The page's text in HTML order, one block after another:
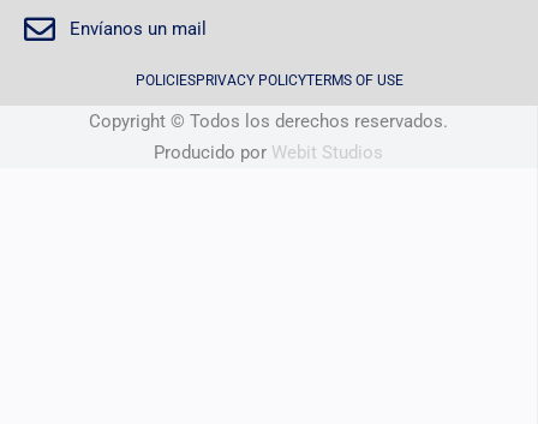
Envíanos un mail
POLICIESPRIVACY POLICYTERMS OF USE
Copyright © Todos los derechos reservados.
Producido por Webit Studios